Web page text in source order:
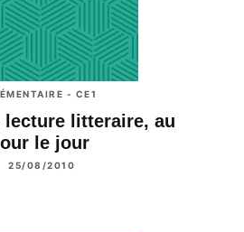
- CE1
lecture litteraire, au
le jour
25/08/2010